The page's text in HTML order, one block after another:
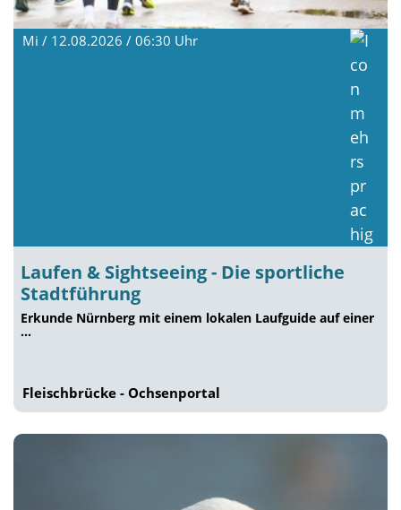
Mi / 12.08.2026 / 06:30 Uhr
Laufen & Sightseeing - Die sportliche
Stadtführung
Erkunde Nürnberg mit einem lokalen Laufguide auf einer
…
Fleischbrücke - Ochsenportal